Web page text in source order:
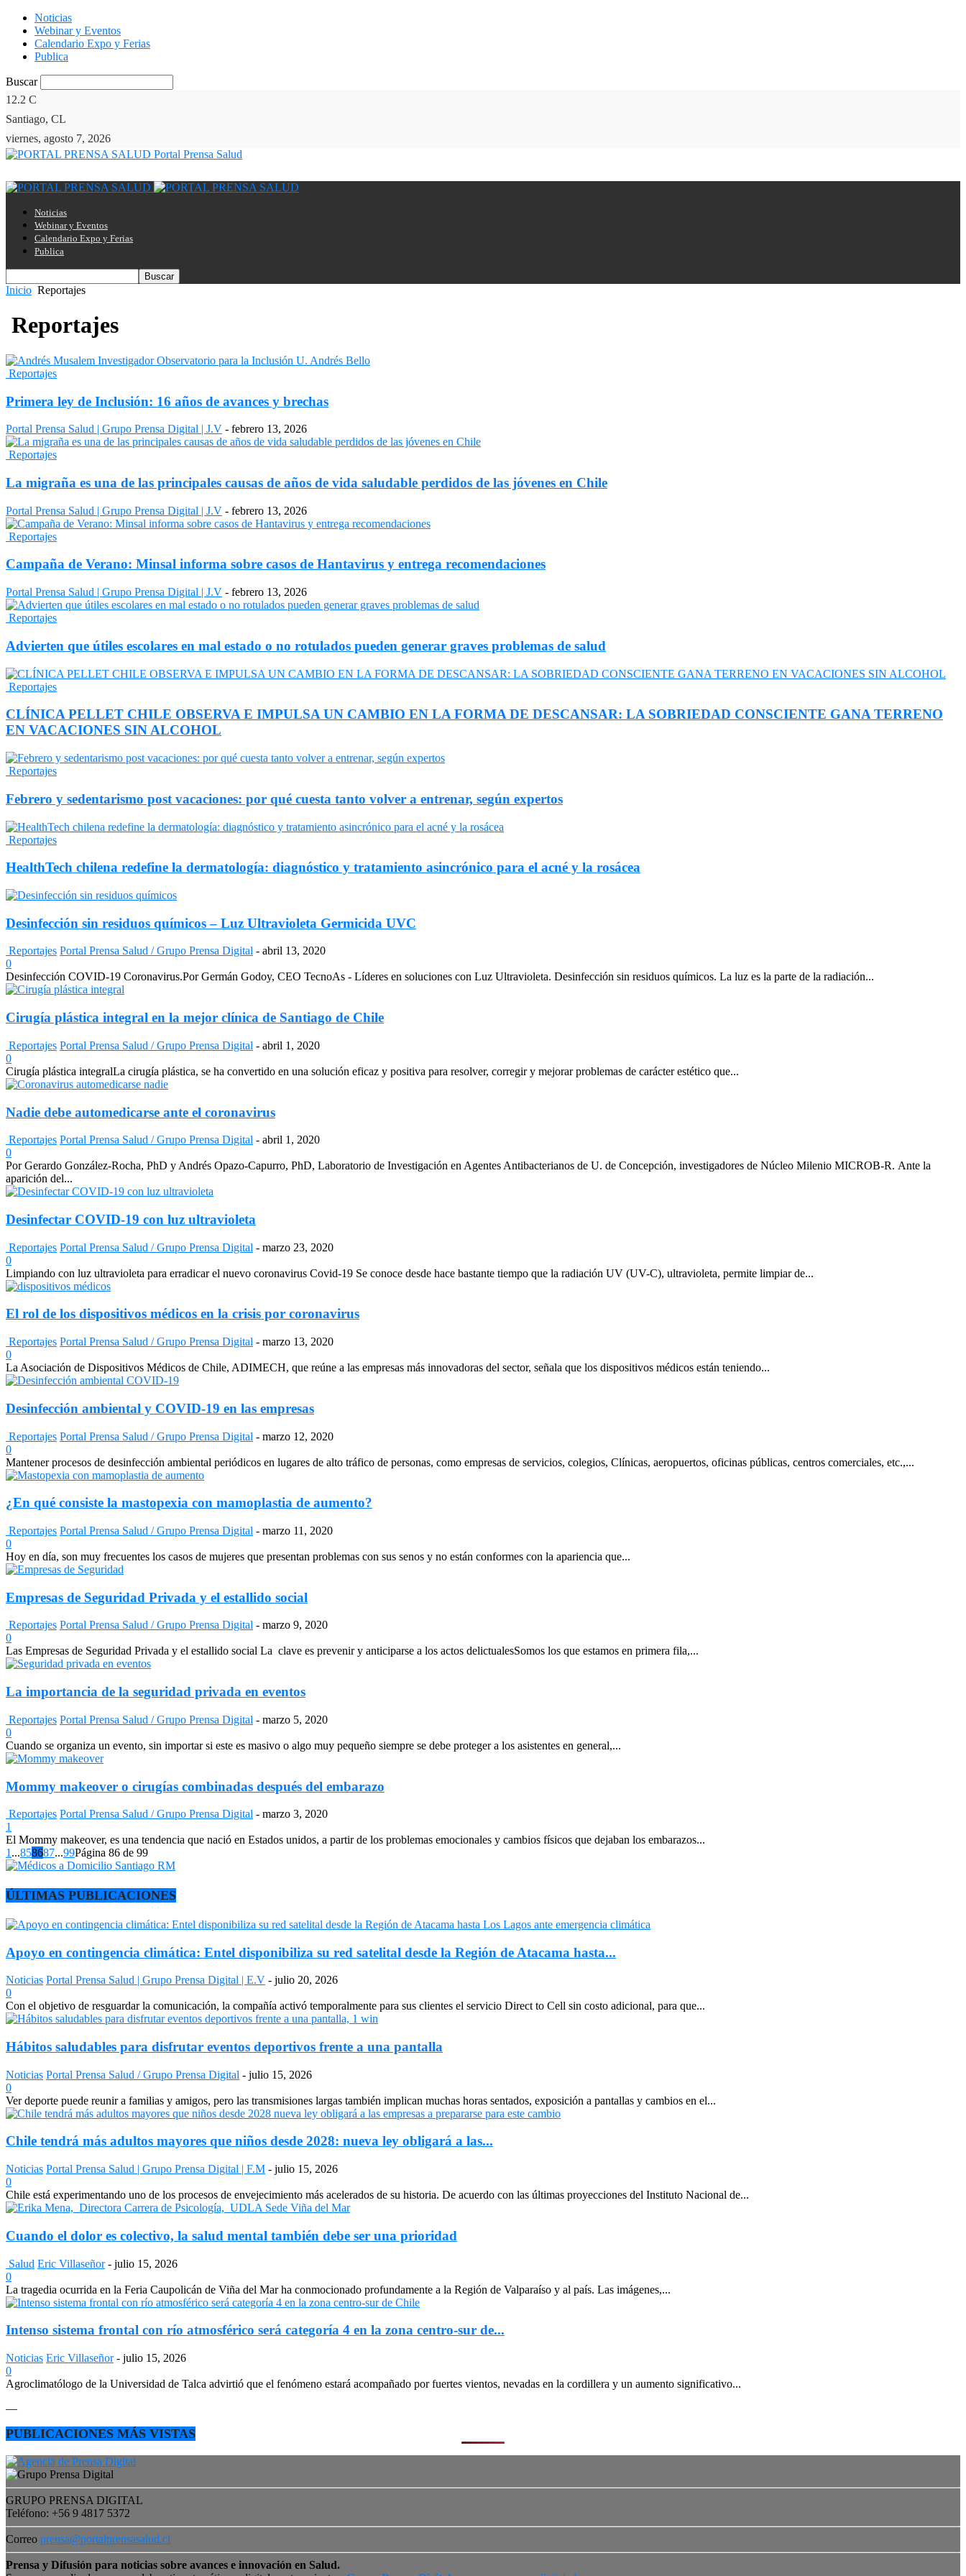
Noticias
Webinar y Eventos
Calendario Expo y Ferias
Publica
Buscar
12.2 C
Santiago, CL
viernes, agosto 7, 2026
Portal Prensa Salud
Noticias
Webinar y Eventos
Calendario Expo y Ferias
Publica
Inicio Reportajes
Reportajes
Reportajes
Primera ley de Inclusión: 16 años de avances y brechas
Portal Prensa Salud | Grupo Prensa Digital | J.V - febrero 13, 2026
Reportajes
La migraña es una de las principales causas de años de vida saludable perdidos de las jóvenes en Chile
Portal Prensa Salud | Grupo Prensa Digital | J.V - febrero 13, 2026
Reportajes
Campaña de Verano: Minsal informa sobre casos de Hantavirus y entrega recomendaciones
Portal Prensa Salud | Grupo Prensa Digital | J.V - febrero 13, 2026
Reportajes
Advierten que útiles escolares en mal estado o no rotulados pueden generar graves problemas de salud
Reportajes
CLÍNICA PELLET CHILE OBSERVA E IMPULSA UN CAMBIO EN LA FORMA DE DESCANSAR: LA SOBRIEDAD CONSCIENTE GANA TERRENO
EN VACACIONES SIN ALCOHOL
Reportajes
Febrero y sedentarismo post vacaciones: por qué cuesta tanto volver a entrenar, según expertos
Reportajes
HealthTech chilena redefine la dermatología: diagnóstico y tratamiento asincrónico para el acné y la rosácea
Desinfección sin residuos químicos – Luz Ultravioleta Germicida UVC
Reportajes Portal Prensa Salud / Grupo Prensa Digital - abril 13, 2020
0
Desinfección COVID-19 Coronavirus.Por Germán Godoy, CEO TecnoAs - Líderes en soluciones con Luz Ultravioleta. Desinfección sin residuos químicos. La luz es la parte de la radiación...
Cirugía plástica integral en la mejor clínica de Santiago de Chile
Reportajes Portal Prensa Salud / Grupo Prensa Digital - abril 1, 2020
0
Cirugía plástica integralLa cirugía plástica, se ha convertido en una solución eficaz y positiva para resolver, corregir y mejorar problemas de carácter estético que...
Nadie debe automedicarse ante el coronavirus
Reportajes Portal Prensa Salud / Grupo Prensa Digital - abril 1, 2020
0
Por Gerardo González-Rocha, PhD y Andrés Opazo-Capurro, PhD, Laboratorio de Investigación en Agentes Antibacterianos de U. de Concepción, investigadores de Núcleo Milenio MICROB-R. Ante la
aparición del...
Desinfectar COVID-19 con luz ultravioleta
Reportajes Portal Prensa Salud / Grupo Prensa Digital - marzo 23, 2020
0
Limpiando con luz ultravioleta para erradicar el nuevo coronavirus Covid-19 Se conoce desde hace bastante tiempo que la radiación UV (UV-C), ultravioleta, permite limpiar de...
El rol de los dispositivos médicos en la crisis por coronavirus
Reportajes Portal Prensa Salud / Grupo Prensa Digital - marzo 13, 2020
0
La Asociación de Dispositivos Médicos de Chile, ADIMECH, que reúne a las empresas más innovadoras del sector, señala que los dispositivos médicos están teniendo...
Desinfección ambiental y COVID-19 en las empresas
Reportajes Portal Prensa Salud / Grupo Prensa Digital - marzo 12, 2020
0
Mantener procesos de desinfección ambiental periódicos en lugares de alto tráfico de personas, como empresas de servicios, colegios, Clínicas, aeropuertos, oficinas públicas, centros comerciales, etc.,...
¿En qué consiste la mastopexia con mamoplastia de aumento?
Reportajes Portal Prensa Salud / Grupo Prensa Digital - marzo 11, 2020
0
Hoy en día, son muy frecuentes los casos de mujeres que presentan problemas con sus senos y no están conformes con la apariencia que...
Empresas de Seguridad Privada y el estallido social
Reportajes Portal Prensa Salud / Grupo Prensa Digital - marzo 9, 2020
0
Las Empresas de Seguridad Privada y el estallido social La clave es prevenir y anticiparse a los actos delictualesSomos los que estamos en primera fila,...
La importancia de la seguridad privada en eventos
Reportajes Portal Prensa Salud / Grupo Prensa Digital - marzo 5, 2020
0
Cuando se organiza un evento, sin importar si este es masivo o algo muy pequeño siempre se debe proteger a los asistentes en general,...
Mommy makeover o cirugías combinadas después del embarazo
Reportajes Portal Prensa Salud / Grupo Prensa Digital - marzo 3, 2020
1
El Mommy makeover, es una tendencia que nació en Estados unidos, a partir de los problemas emocionales y cambios físicos que dejaban los embarazos...
1 ...858687...99Página 86 de 99
ÚLTIMAS PUBLICACIONES
Apoyo en contingencia climática: Entel disponibiliza su red satelital desde la Región de Atacama hasta...
Noticias Portal Prensa Salud | Grupo Prensa Digital | E.V - julio 20, 2026
0
Con el objetivo de resguardar la comunicación, la compañía activó temporalmente para sus clientes el servicio Direct to Cell sin costo adicional, para que...
Hábitos saludables para disfrutar eventos deportivos frente a una pantalla
Noticias Portal Prensa Salud / Grupo Prensa Digital - julio 15, 2026
0
Ver deporte puede reunir a familias y amigos, pero las transmisiones largas también implican muchas horas sentados, exposición a pantallas y cambios en el...
Chile tendrá más adultos mayores que niños desde 2028: nueva ley obligará a las...
Noticias Portal Prensa Salud | Grupo Prensa Digital | F.M - julio 15, 2026
0
Chile está experimentando uno de los procesos de envejecimiento más acelerados de su historia. De acuerdo con las últimas proyecciones del Instituto Nacional de...
Cuando el dolor es colectivo, la salud mental también debe ser una prioridad
Salud Eric Villaseñor - julio 15, 2026
0
La tragedia ocurrida en la Feria Caupolicán de Viña del Mar ha conmocionado profundamente a la Región de Valparaíso y al país. Las imágenes,...
Intenso sistema frontal con río atmosférico será categoría 4 en la zona centro-sur de...
Noticias Eric Villaseñor - julio 15, 2026
0
Agroclimatólogo de la Universidad de Talca advirtió que el fenómeno estará acompañado por fuertes vientos, nevadas en la cordillera y un aumento significativo...
—
PUBLICACIONES MÁS VISTAS
GRUPO PRENSA DIGITAL
Teléfono: +56 9 4817 5372
Correo prensa@portalprensasalud.cl
Prensa y Difusión para noticias sobre avances e innovación en Salud.